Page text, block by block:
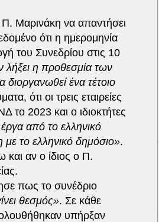
Μαρινάκη να απαντήσει
ότι η ημερομηνία
του Συνεδρίου στις 10
λήξει η προθεσμία των
ένα τέτοιο
ότι οι τρεις εταιρείες
το 2023 και ο ιδιοκτήτες
από το ελληνικό
το ελληνικό δημόσιο».
αν ο ίδιος ο Π.
πως το συνέδριο
θεσμός». Σε κάθε
υπήρξαν